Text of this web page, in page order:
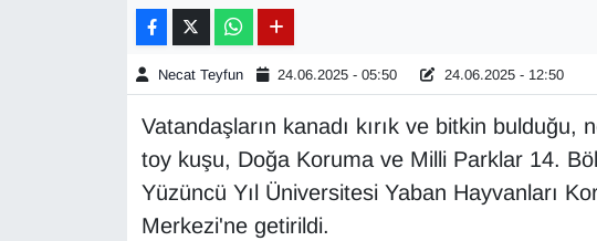
Necat Teyfun 24.06.2025 - 05:50 24.06.2025 - 12:50
Vatandaşların kanadı kırık ve bitkin bulduğu,
toy kuşu, Doğa Koruma ve Milli Parklar 14.
Yüzüncü Yıl Üniversitesi Yaban Hayvanları
Merkezi'ne getirildi.
Gündem
HABERDE İNSAN